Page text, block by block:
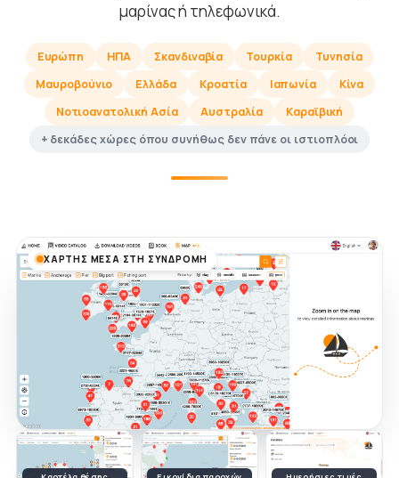
μαρίνας ή τηλεφωνικά.
Ευρώπη ΗΠΑ Σκανδιναβία Τουρκία
Τυνησία
Μαυροβούνιο
Ελλάδα Κροατία Ιαπωνία
Κίνα
Νοτιοανατολική Ασία
Αυστραλία
Καραϊβική
+ δεκάδες χώρες όπου συνήθως δεν πάνε οι ιστιοπλόοι
ΧΆΡΤΗΣ ΜΈΣΑ ΣΤΗ ΣΥΝΔΡΟΜΉ